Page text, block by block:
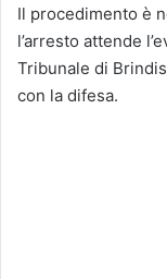
Il procedimento è
l’arresto attende
Tribunale di
con la difesa.